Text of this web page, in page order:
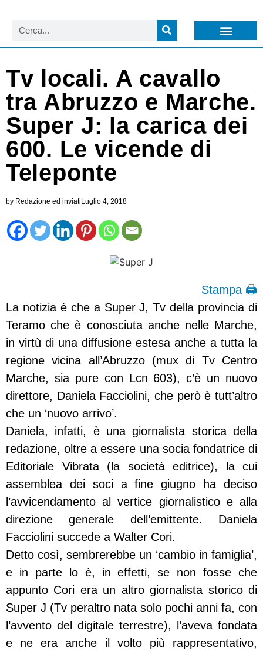
Tv locali. A cavallo
tra Abruzzo e Marche.
Super J: la carica dei
600. Le vicende di
Teleponte
by Redazione ed inviati Luglio 4, 2018
Stampa 🖨
La notizia è che a Super J, Tv della provincia di
Teramo che è conosciuta anche nelle Marche,
in virtù di una diffusione estesa anche a tutta la
regione vicina all’Abruzzo (mux di Tv Centro
Marche, sia pure con Lcn 603), c’è un nuovo
direttore, Daniela Facciolini, che però è tutt’altro
che un ‘nuovo arrivo’.
Daniela, infatti, è una giornalista storica della
redazione, oltre a essere una socia fondatrice di
Editoriale Vibrata (la società editrice), la cui
assemblea dei soci a fine giugno ha deciso
l’avvicendamento al vertice giornalistico e alla
direzione generale dell’emittente. Daniela
Facciolini succede a Walter Cori.
Detto così, sembrerebbe un ‘cambio in famiglia’,
e in parte lo è, in effetti, se non fosse che
appunto Cori era un altro giornalista storico di
Super J (Tv peraltro nata solo pochi anni fa, con
l’avvento del digitale terrestre), l’aveva fondata
e ne era anche il volto più rappresentativo,